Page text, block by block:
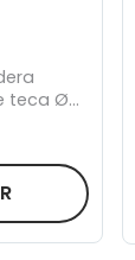
teca Ø